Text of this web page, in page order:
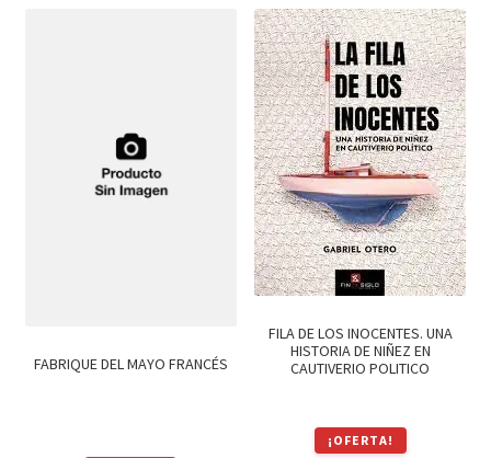
era:
$1,090.
es:
$926.
FABRIQUE DEL MAYO FRANCÉS
FILA DE LOS INOCENTES. UNA
HISTORIA DE NIÑEZ EN
CAUTIVERIO POLITICO
¡OFERTA!